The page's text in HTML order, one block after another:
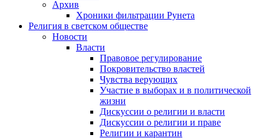
Архив
Хроники фильтрации Рунета
Религия в светском обществе
Новости
Власти
Правовое регулирование
Покровительство властей
Чувства верующих
Участие в выборах и в политической
жизни
Дискуссии о религии и власти
Дискуссии о религии и праве
Религии и карантин